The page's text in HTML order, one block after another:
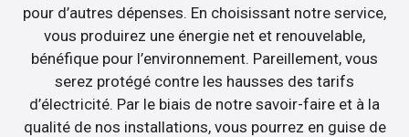
pour d’autres dépenses. En choisissant notre service,
vous produirez une énergie net et renouvelable,
bénéfique pour l’environnement. Pareillement, vous
serez protégé contre les hausses des tarifs
d’électricité. Par le biais de notre savoir-faire et à la
qualité de nos installations, vous pourrez en guise de